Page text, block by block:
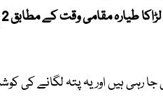
رہی ہیں اور یہ پتہ لگانے کی